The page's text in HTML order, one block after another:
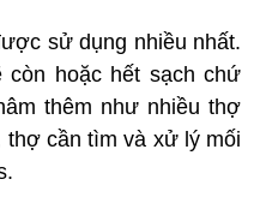
sử dụng nhiều nhất.
còn hoặc hết sạch chứ
thêm như nhiều thợ
thợ cần tìm và xử lý mối